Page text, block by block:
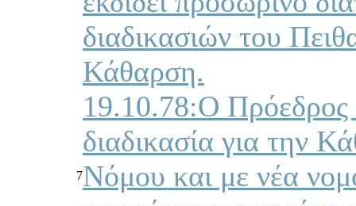
διαδικασιών του
Κάθαρση.
7
19.10.78:Ο Πρόεδρος
διαδικασία για την
Νόμου και με νέα